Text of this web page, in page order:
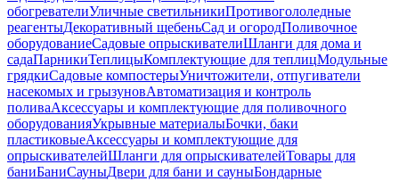
обогревателиУличные светильникиПротивогололедные
реагентыДекоративный щебеньСад и огородПоливочное
оборудованиеСадовые опрыскивателиШланги для дома и
садаПарникиТеплицыКомплектующие для теплицМодульные
грядкиСадовые компостерыУничтожители, отпугиватели
насекомых и грызуновАвтоматизация и контроль
поливаАксессуары и комплектующие для поливочного
оборудованияУкрывные материалыБочки, баки
пластиковыеАксессуары и комплектующие для
опрыскивателейШланги для опрыскивателейТовары для
баниБаниСауныДвери для бани и сауныБондарные